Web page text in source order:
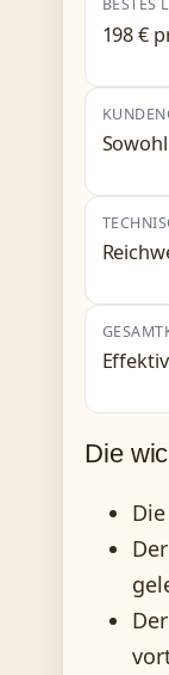
BESTES
198 €
Die